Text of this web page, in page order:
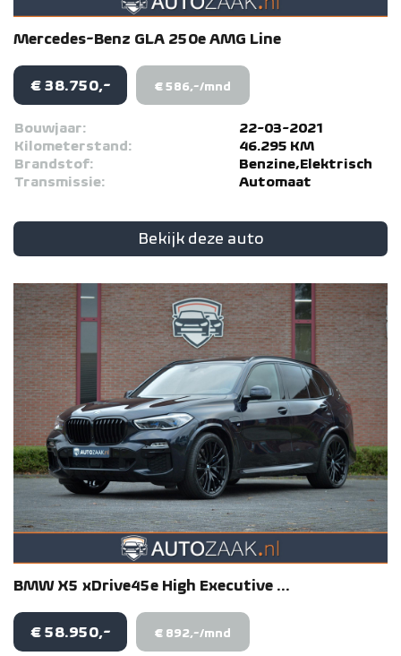
Mercedes-Benz GLA 250e AMG Line
€ 38.750,- € 586,-/mnd
Bouwjaar:
22-03-2021
Kilometerstand:
46.295 KM
Brandstof:
Benzine,Elektrisch
Transmissie:
Automaat
Bekijk deze auto
BMW X5 xDrive45e High Executive ...
€ 58.950,- € 892,-/mnd